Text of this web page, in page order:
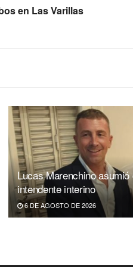
en Las Varillas
Lucas Marenchino asumió
intendente interino
6 DE AGOSTO DE 2026